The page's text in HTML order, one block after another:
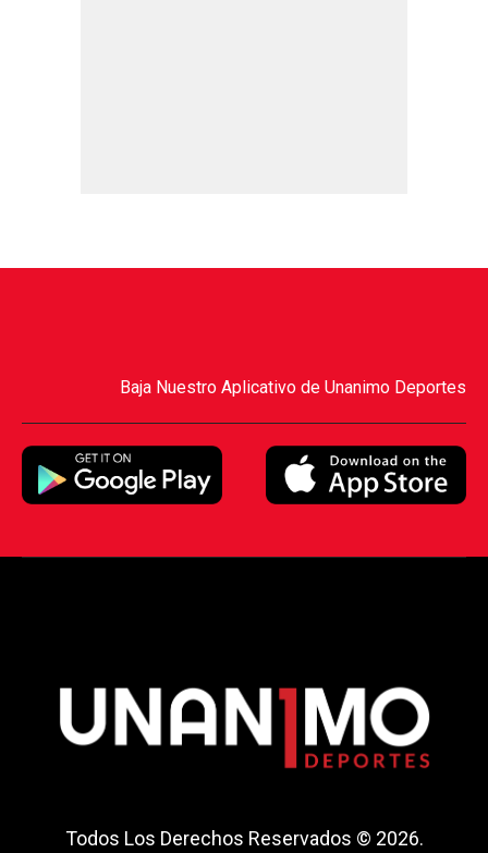
Baja Nuestro Aplicativo de Unanimo Deportes
Todos Los Derechos Reservados © 2026.